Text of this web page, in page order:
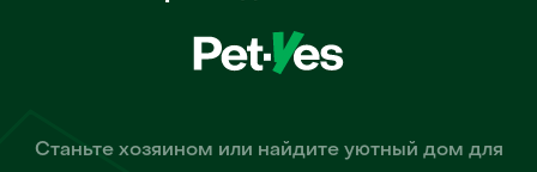
Станьте хозяином или найдите уютный дом для